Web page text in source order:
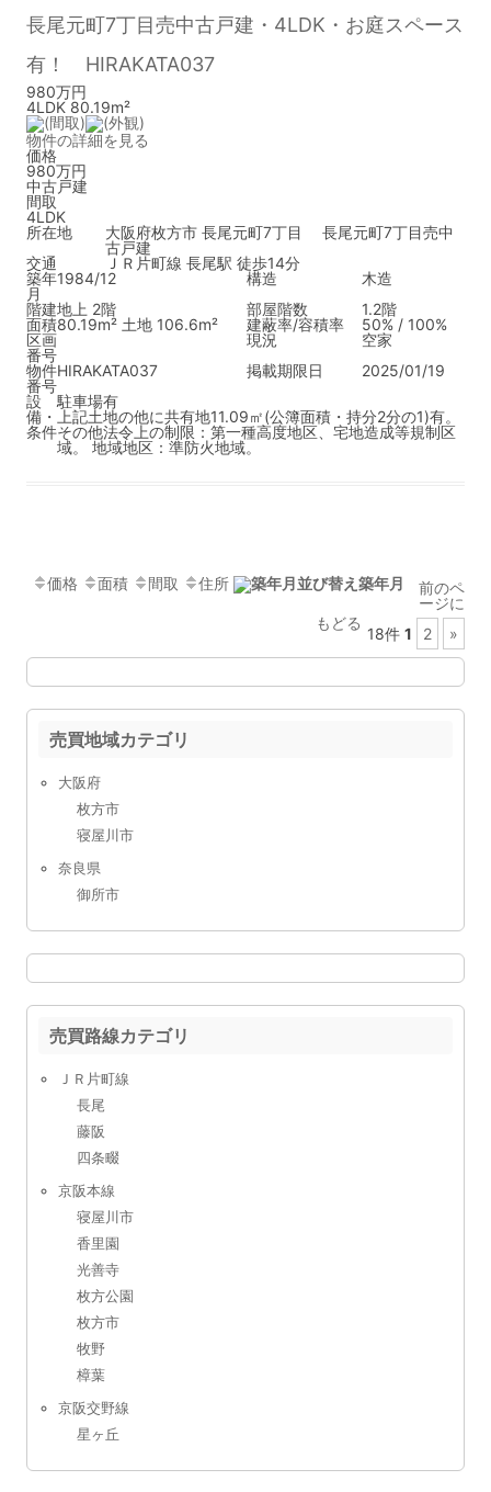
長尾元町7丁目売中古戸建・4LDK・お庭スペース
有！ HIRAKATA037
980万円
4LDK 80.19m²
物件の詳細を見る
価格
980万円
中古戸建
間取
4LDK
所在地
大阪府枚方市 長尾元町7丁目 長尾元町7丁目売中
古戸建
交通
ＪＲ片町線 長尾駅 徒歩14分
築年
月
1984/12 構造
木造
階建地上 2階 部屋階数
1.2階
面積80.19m² 土地 106.6m² 建蔽率/容積率
50% / 100%
区画
番号
現況
空家
物件
番号
HIRAKATA037 掲載期限日
2025/01/19
設
備・
条件
駐車場有
上記土地の他に共有地11.09㎡(公簿面積・持分2分の1)有。
その他法令上の制限：第一種高度地区、宅地造成等規制区
域。 地域地区：準防火地域。
価格 面積 間取 住所 築年月
18件 1 2 »
前のペ
ージに
もどる
売買地域カテゴリ
大阪府
枚方市
寝屋川市
奈良県
御所市
売買路線カテゴリ
ＪＲ片町線
長尾
藤阪
四条畷
京阪本線
寝屋川市
香里園
光善寺
枚方公園
枚方市
牧野
樟葉
京阪交野線
星ヶ丘